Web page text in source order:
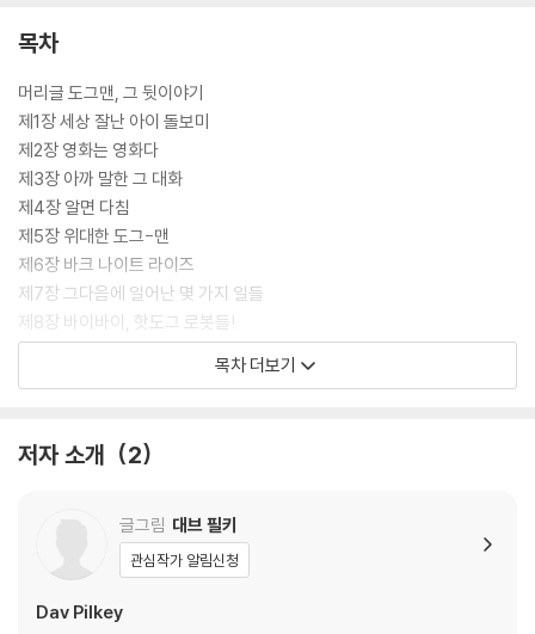
목차
머리글 도그맨, 그 뒷이야기
제1장 세상 잘난 아이 돌보미
제2장 영화는 영화다
제3장 아까 말한 그 대화
제4장 알면 다침
제5장 위대한 도그-맨
제6장 바크 나이트 라이즈
제7장 그다음에 일어난 몇 가지 일들
제8장 바이바이, 핫도그 로봇들!
제9장 커져라 깡통
에필로그
소곤소곤 조지와 해럴드의 꿀팁
목차 더보기
저자 소개 2
글그림 대브 필키
관심작가 알림신청
Dav Pilkey